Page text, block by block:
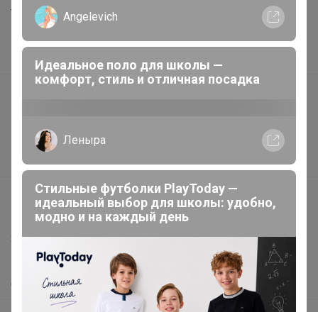
Торговые марки
Наша команда
В наличии
Поставщикам
Вакансии
support@24-ok.ru
Написать в поддержку
Защита покупателя
Помощь
О нас
Angelevich
Идеальное поло для школы —
комфорт, стиль и отличная посадка
Леныра
Стильные футболки PlayToday —
идеальный выбор для школы: удобно,
модно и на каждый день